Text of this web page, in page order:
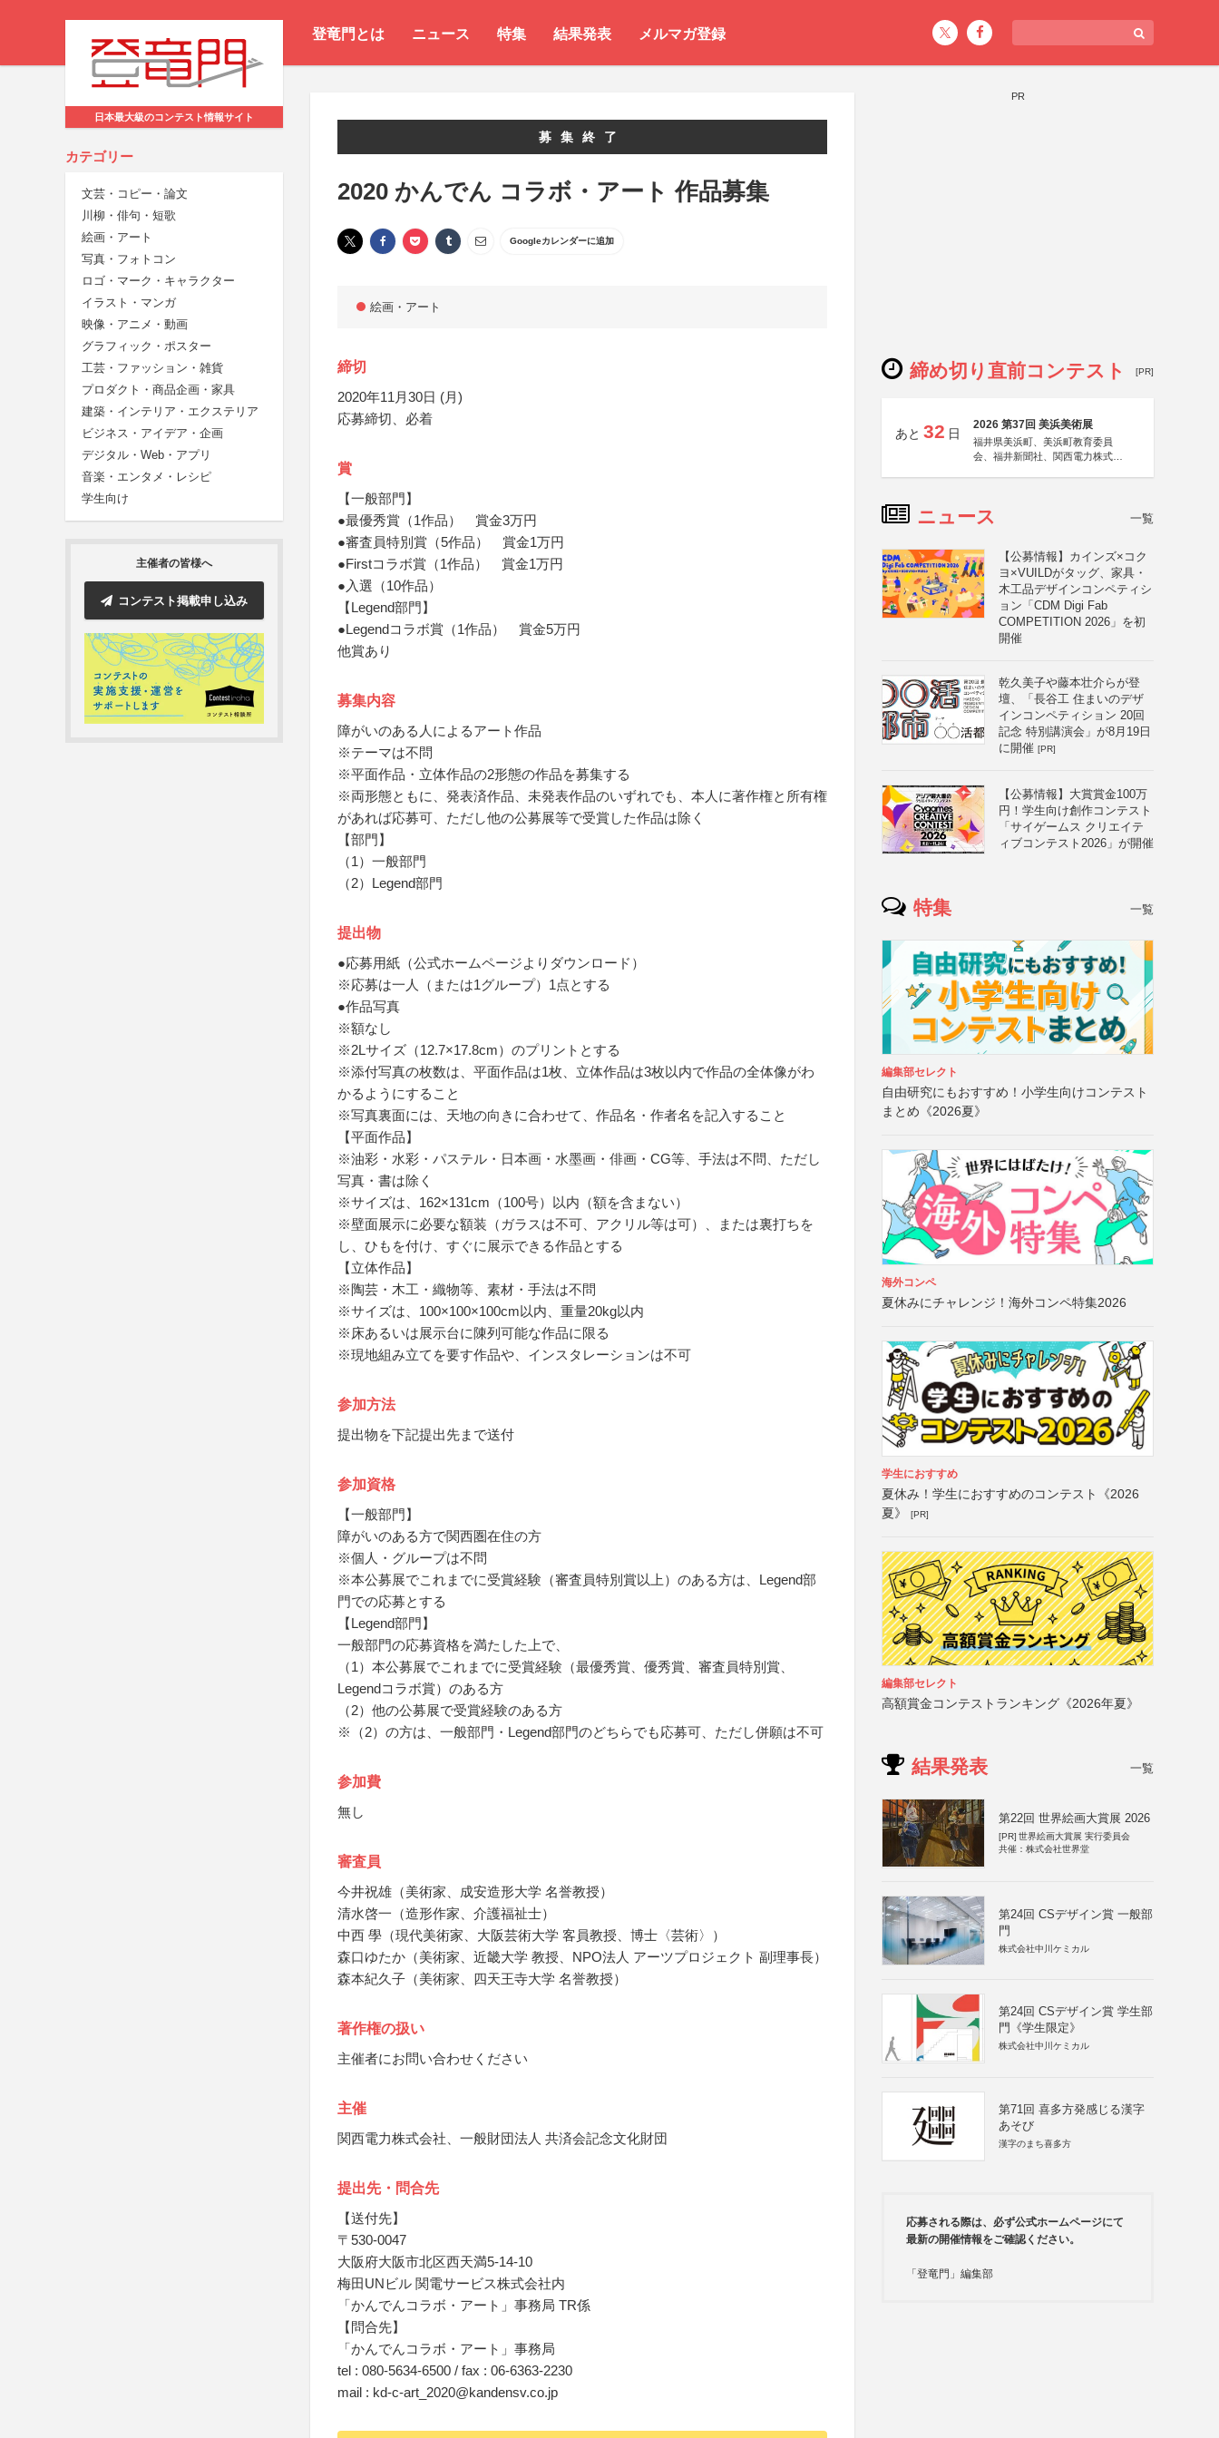
登竜門とは ニュース 特集 結果発表 メルマガ登録
日本最大級のコンテスト情報サイト
カテゴリー
文芸・コピー・論文
川柳・俳句・短歌
絵画・アート
写真・フォトコン
ロゴ・マーク・キャラクター
イラスト・マンガ
映像・アニメ・動画
グラフィック・ポスター
工芸・ファッション・雑貨
プロダクト・商品企画・家具
建築・インテリア・エクステリア
ビジネス・アイデア・企画
デジタル・Web・アプリ
音楽・エンタメ・レシピ
学生向け
主催者の皆様へ
コンテスト掲載申し込み
募集終了
2020 かんでん コラボ・アート 作品募集
Googleカレンダーに追加
絵画・アート
締切
2020年11月30日 (月)
応募締切、必着
賞
【一般部門】
●最優秀賞（1作品） 賞金3万円
●審査員特別賞（5作品） 賞金1万円
●Firstコラボ賞（1作品） 賞金1万円
●入選（10作品）
【Legend部門】
●Legendコラボ賞（1作品） 賞金5万円
他賞あり
募集内容
障がいのある人によるアート作品
※テーマは不問
※平面作品・立体作品の2形態の作品を募集する
※両形態ともに、発表済作品、未発表作品のいずれでも、本人に著作権と所有権
があれば応募可、ただし他の公募展等で受賞した作品は除く
【部門】
（1）一般部門
（2）Legend部門
提出物
●応募用紙（公式ホームページよりダウンロード）
※応募は一人（または1グループ）1点とする
●作品写真
※額なし
※2Lサイズ（12.7×17.8cm）のプリントとする
※添付写真の枚数は、平面作品は1枚、立体作品は3枚以内で作品の全体像がわ
かるようにすること
※写真裏面には、天地の向きに合わせて、作品名・作者名を記入すること
【平面作品】
※油彩・水彩・パステル・日本画・水墨画・俳画・CG等、手法は不問、ただし
写真・書は除く
※サイズは、162×131cm（100号）以内（額を含まない）
※壁面展示に必要な額装（ガラスは不可、アクリル等は可）、または裏打ちを
し、ひもを付け、すぐに展示できる作品とする
【立体作品】
※陶芸・木工・織物等、素材・手法は不問
※サイズは、100×100×100cm以内、重量20kg以内
※床あるいは展示台に陳列可能な作品に限る
※現地組み立てを要す作品や、インスタレーションは不可
参加方法
提出物を下記提出先まで送付
参加資格
【一般部門】
障がいのある方で関西圏在住の方
※個人・グループは不問
※本公募展でこれまでに受賞経験（審査員特別賞以上）のある方は、Legend部
門での応募とする
【Legend部門】
一般部門の応募資格を満たした上で、
（1）本公募展でこれまでに受賞経験（最優秀賞、優秀賞、審査員特別賞、
Legendコラボ賞）のある方
（2）他の公募展で受賞経験のある方
※（2）の方は、一般部門・Legend部門のどちらでも応募可、ただし併願は不可
参加費
無し
審査員
今井祝雄（美術家、成安造形大学 名誉教授）
清水啓一（造形作家、介護福祉士）
中西 學（現代美術家、大阪芸術大学 客員教授、博士〈芸術〉）
森口ゆたか（美術家、近畿大学 教授、NPO法人 アーツプロジェクト 副理事長）
森本紀久子（美術家、四天王寺大学 名誉教授）
著作権の扱い
主催者にお問い合わせください
主催
関西電力株式会社、一般財団法人 共済会記念文化財団
提出先・問合先
【送付先】
〒530-0047
大阪府大阪市北区西天満5-14-10
梅田UNビル 関電サービス株式会社内
「かんでんコラボ・アート」事務局 TR係
【問合先】
「かんでんコラボ・アート」事務局
tel : 080-5634-6500 / fax : 06-6363-2230
mail : kd-c-art_2020@kandensv.co.jp
PR
締め切り直前コンテスト [PR]
あと 32 日
2026 第37回 美浜美術展
福井県美浜町、美浜町教育委員
会、福井新聞社、関西電力株式会
ニュース 一覧
【公募情報】カインズ×コク
ヨ×VUILDがタッグ、家具・
木工品デザインコンペティシ
ョン「CDM Digi Fab
COMPETITION 2026」を初
開催
乾久美子や藤本壮介らが登
壇、「長谷工 住まいのデザ
インコンペティション 20回
記念 特別講演会」が8月19日
に開催 [PR]
【公募情報】大賞賞金100万
円！学生向け創作コンテスト
「サイゲームス クリエイテ
ィブコンテスト2026」が開催
特集 一覧
編集部セレクト
自由研究にもおすすめ！小学生向けコンテスト
まとめ《2026夏》
海外コンペ
夏休みにチャレンジ！海外コンペ特集2026
学生におすすめ
夏休み！学生におすすめのコンテスト《2026
夏》
[PR]
編集部セレクト
高額賞金コンテストランキング《2026年夏》
結果発表 一覧
第22回 世界絵画大賞展 2026
[PR] 世界絵画大賞展 実行委員会
共催：株式会社世界堂
第24回 CSデザイン賞 一般部
門
株式会社中川ケミカル
第24回 CSデザイン賞 学生部
門《学生限定》
株式会社中川ケミカル
第71回 喜多方発感じる漢字
あそび
漢字のまち喜多方
応募される際は、必ず公式ホームページにて
最新の開催情報をご確認ください。
「登竜門」編集部